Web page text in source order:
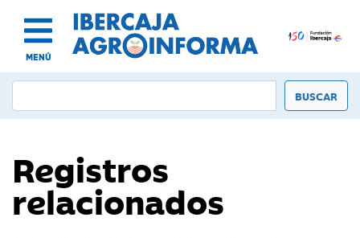
MENÚ
Registros
relacionados